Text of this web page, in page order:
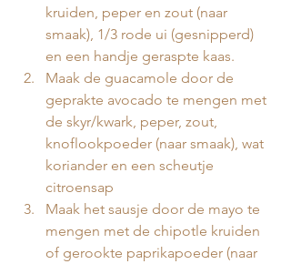
kruiden, peper en zout (naar
smaak), 1/3 rode ui (gesnipperd)
en een handje geraspte kaas.
Maak de guacamole door de
geprakte avocado te mengen met
de skyr/kwark, peper, zout,
knoflookpoeder (naar smaak), wat
koriander en een scheutje
citroensap
Maak het sausje door de mayo te
mengen met de chipotle kruiden
of gerookte paprikapoeder (naar